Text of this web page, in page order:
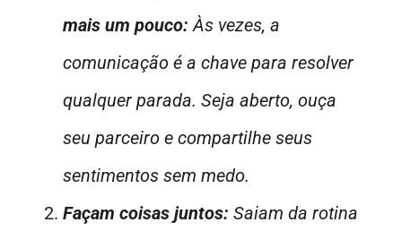
mais um pouco: Às vezes, a
comunicação é a chave para resolver
qualquer parada. Seja aberto, ouça
seu parceiro e compartilhe seus
sentimentos sem medo.
Façam coisas juntos: Saiam da rotina